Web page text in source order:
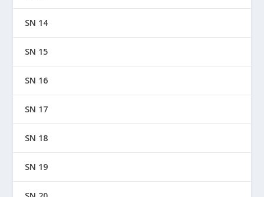
SN 14
SN 15
SN 16
SN 17
SN 18
SN 19